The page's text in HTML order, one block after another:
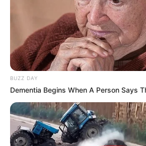
BUZZ DAY
Dementia Begins When A Person Says